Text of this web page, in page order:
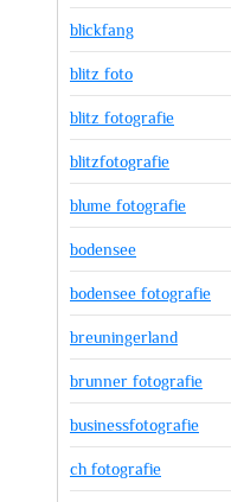
blickfang
blitz foto
blitz fotografie
blitzfotografie
blume fotografie
bodensee
bodensee fotografie
breuningerland
brunner fotografie
businessfotografie
ch fotografie